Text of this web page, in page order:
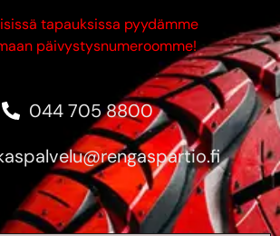
tapauksissa pyydämme
päivystysnumeroomme!
044 705 8800